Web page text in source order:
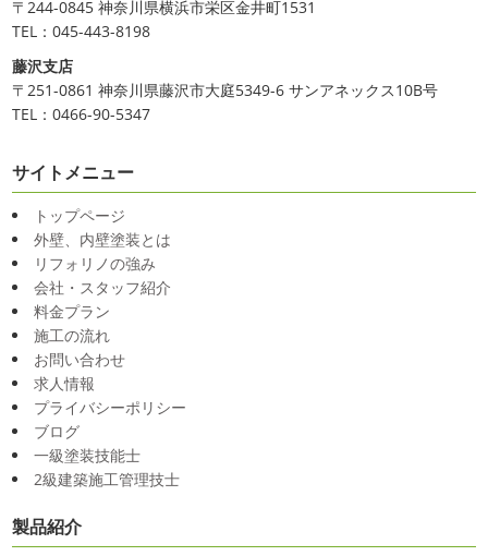
〒244-0845 神奈川県横浜市栄区金井町1531
TEL：045-443-8198
藤沢支店
〒251-0861 神奈川県藤沢市大庭5349-6 サンアネックス10B号
TEL：0466-90-5347
サイトメニュー
トップページ
外壁、内壁塗装とは
リフォリノの強み
会社・スタッフ紹介
料金プラン
施工の流れ
お問い合わせ
求人情報
プライバシーポリシー
ブログ
一級塗装技能士
2級建築施工管理技士
製品紹介